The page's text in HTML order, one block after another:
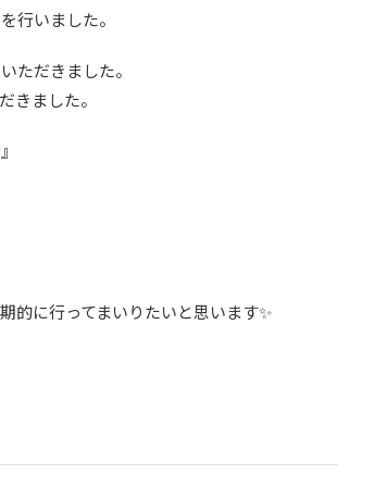
行いました。
ただきました。
きました。
的に行ってまいりたいと思います✨